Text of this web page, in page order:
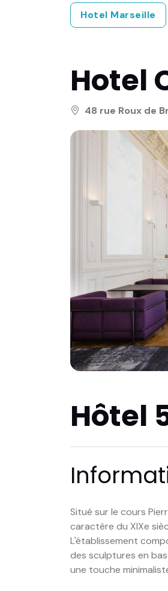
Hotel Marseille
Hotel
48 rue Roux de
Hôtel
Situé sur le cours
caractère du XIXe
L'établissement
des sculptures en
une touche